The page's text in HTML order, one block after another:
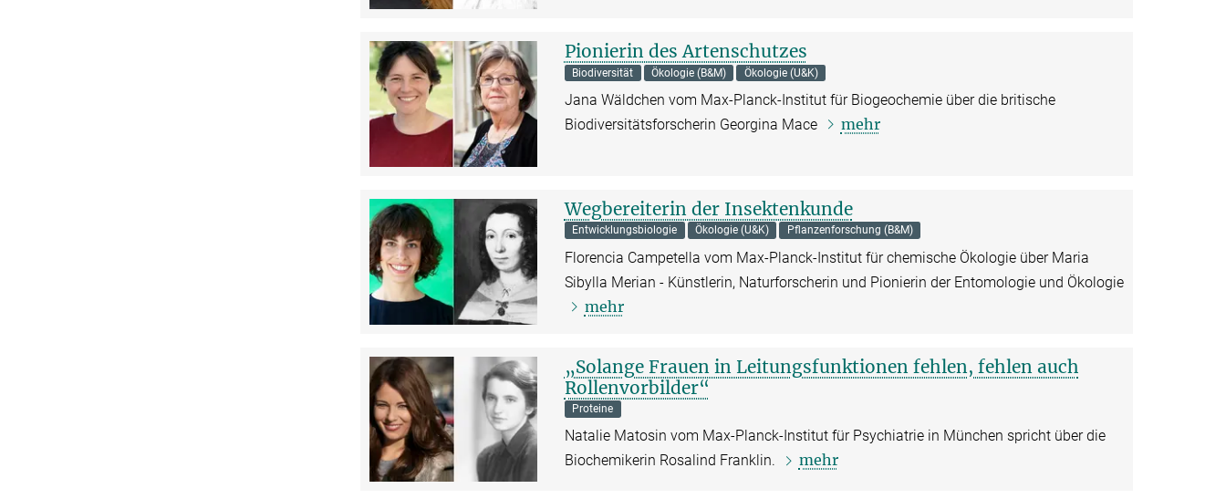
Pionierin des Artenschutzes
Biodiversität Ökologie (B&M) Ökologie (U&K)
Jana Wäldchen vom Max-Planck-Institut für Biogeochemie über die britische
Biodiversitätsforscherin Georgina Mace
mehr
Wegbereiterin der Insektenkunde
Entwicklungsbiologie Ökologie (U&K) Pflanzenforschung (B&M)
Florencia Campetella vom Max-Planck-Institut für chemische Ökologie über Maria
Sibylla Merian - Künstlerin, Naturforscherin und Pionierin der Entomologie und Ökologie
mehr
„Solange Frauen in Leitungsfunktionen fehlen, fehlen auch
Rollenvorbilder“
Proteine
Natalie Matosin vom Max-Planck-Institut für Psychiatrie in München spricht über die
Biochemikerin Rosalind Franklin.
mehr